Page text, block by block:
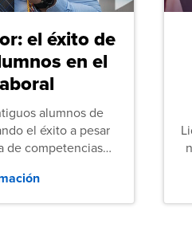
el éxito de
en el
alumnos de
el éxito a pesar
de competencias
los recién
Unidos.